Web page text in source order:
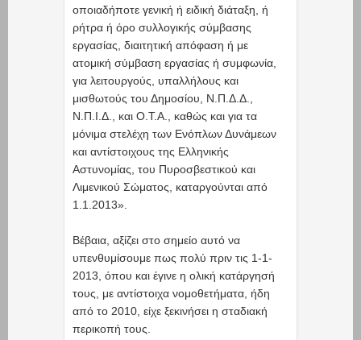
οποιαδήποτε γενική ή ειδική διάταξη, ή
ρήτρα ή όρο συλλογικής σύμβασης
εργασίας, διαιτητική απόφαση ή με
ατομική σύμβαση εργασίας ή συμφωνία,
για λειτουργούς, υπαλλήλους και
μισθωτούς του Δημοσίου, Ν.Π.Δ.Δ.,
Ν.Π.Ι.Δ., και Ο.Τ.Α., καθώς και για τα
μόνιμα στελέχη των Ενόπλων Δυνάμεων
και αντίστοιχους της Ελληνικής
Αστυνομίας, του Πυροσβεστικού και
Λιμενικού Σώματος, καταργούνται από
1.1.2013».
Βέβαια, αξίζει στο σημείο αυτό να
υπενθυμίσουμε πως πολύ πριν τις 1-1-
2013, όπου και έγινε η ολική κατάργησή
τους, με αντίστοιχα νομοθετήματα, ήδη
από το 2010, είχε ξεκινήσει η σταδιακή
περικοπή τους.